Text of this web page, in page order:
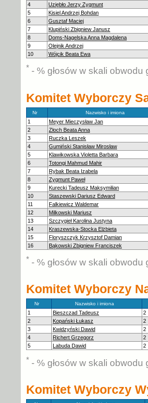
4
Uziębło Jerzy Zygmunt
5
Kisiel Andrzej Bohdan
6
Gusztaf Maciej
7
Klupiński Zbigniew Janusz
8
Doms-Nagelska Anna Magdalena
9
Olejnik Andrzej
10
Wójcik Beata Ewa
* - % głosów w skali obwodu
Komitet Wyborczy
Nr Nazwisko i imiona
1
Meyer Mieczysław Jan
2
Złoch Beata Anna
3
Ruczka Leszek
4
Gumiński Stanisław Mirosław
5
Klawikowska Violetta Barbara
6
Totongi Mahmud Mahir
7
Rybak Beata Izabela
8
Zygmunt Paweł
9
Kurecki Tadeusz Maksymilian
10
Staszewski Dariusz Edward
11
Falkiewicz Waldemar
12
Milkowski Mariusz
13
Szczygieł Karolina Justyna
14
Kraszewska-Stocka Elżbieta
15
Floryszczyk Krzysztof Damian
16
Bąkowski Zbigniew Franciszek
* - % głosów w skali obwodu
Komitet Wyborczy
Nr Nazwisko i imiona
1 Bieszczad Tadeusz
2
2
Kopański Łukasz
2
3
Kwidzyński Dawid
2
4
Richert Grzegorz
2
5
Labuda Dawid 2
* - % głosów w skali obwodu
Komitet Wyborczy